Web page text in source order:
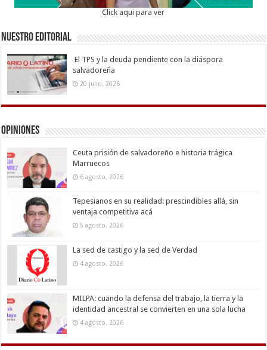
Click aqui para ver
Nuestro Editorial
El TPS y la deuda pendiente con la diáspora
salvadoreña
20 julio, 2026
Opiniones
Ceuta prisión de salvadoreño e historia trágica
Marruecos
6 agosto, 2026
Tepesianos en su realidad: prescindibles allá, sin
ventaja competitiva acá
5 agosto, 2026
La sed de castigo y la sed de Verdad
4 agosto, 2026
MILPA: cuando la defensa del trabajo, la tierra y la
identidad ancestral se convierten en una sola lucha
4 agosto, 2026